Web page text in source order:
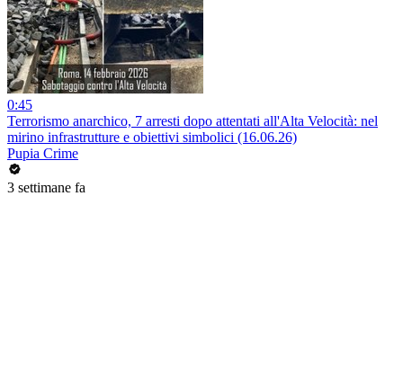
0:45
Terrorismo anarchico, 7 arresti dopo attentati all'Alta Velocità: nel
mirino infrastrutture e obiettivi simbolici (16.06.26)
Pupia Crime
3 settimane fa